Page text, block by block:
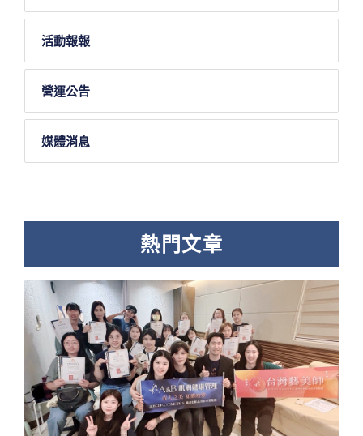
活動報報
營運公告
媒體消息
熱門文章